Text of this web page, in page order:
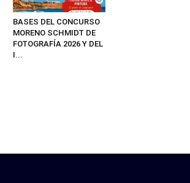
BASES DEL CONCURSO
MORENO SCHMIDT DE
FOTOGRAFÍA 2026 Y DEL
I...